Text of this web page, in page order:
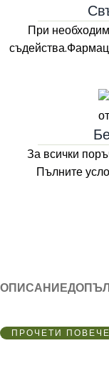
При
За всички
Пълните
ОПИСАНИЕ
ПРОЧЕТИ ПОВЕЧЕ